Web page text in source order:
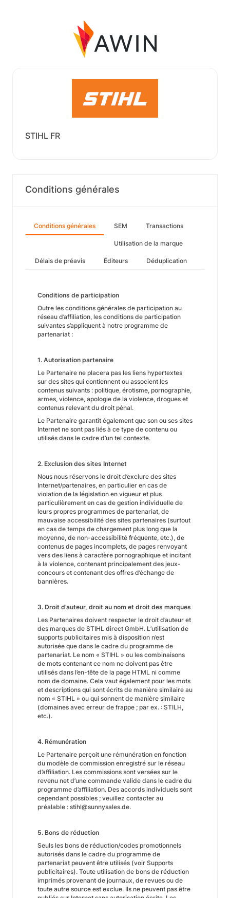
STIHL FR
Conditions générales
Conditions générales SEM Transactions
Utilisation de la marque
Délais de préavis Éditeurs Déduplication
Conditions de participation
Outre les conditions générales de participation au
réseau d’affiliation, les conditions de participation
suivantes s’appliquent à notre programme de
partenariat :
1. Autorisation partenaire
Le Partenaire ne placera pas les liens hypertextes
sur des sites qui contiennent ou associent les
contenus suivants : politique, érotisme, pornographie,
armes, violence, apologie de la violence, drogues et
contenus relevant du droit pénal.
Le Partenaire garantit également que son ou ses sites
Internet ne sont pas liés à ce type de contenu ou
utilisés dans le cadre d’un tel contexte.
2. Exclusion des sites Internet
Nous nous réservons le droit d’exclure des sites
Internet/partenaires, en particulier en cas de
violation de la législation en vigueur et plus
particulièrement en cas de gestion individuelle de
leurs propres programmes de partenariat, de
mauvaise accessibilité des sites partenaires (surtout
en cas de temps de chargement plus long que la
moyenne, de non-accessibilité fréquente, etc.), de
contenus de pages incomplets, de pages renvoyant
vers des liens à caractère pornographique et incitant
à la violence, contenant principalement des jeux-
concours et contenant des offres d’échange de
bannières.
3. Droit d’auteur, droit au nom et droit des marques
Les Partenaires doivent respecter le droit d’auteur et
des marques de STIHL direct GmbH. L’utilisation de
supports publicitaires mis à disposition n’est
autorisée que dans le cadre du programme de
partenariat. Le nom « STIHL » ou les combinaisons
de mots contenant ce nom ne doivent pas être
utilisés dans l’en-tête de la page HTML ni comme
nom de domaine. Cela vaut également pour les mots
et descriptions qui sont écrits de manière similaire au
nom « STIHL » ou qui sonnent de manière similaire
(domaines avec erreur de frappe ; par ex. : STILH,
etc.).
4. Rémunération
Le Partenaire perçoit une rémunération en fonction
du modèle de commission enregistré sur le réseau
d’affiliation. Les commissions sont versées sur le
revenu net d’une commande valide dans le cadre du
programme d’affiliation. Des accords individuels sont
cependant possibles ; veuillez contacter au
préalable : stihl@sunnysales.de.
5. Bons de réduction
Seuls les bons de réduction/codes promotionnels
autorisés dans le cadre du programme de
partenariat peuvent être utilisés (voir Supports
publicitaires). Toute utilisation de bons de réduction
imprimés provenant de journaux, de revues ou de
toute autre source est exclue. Ils ne peuvent pas être